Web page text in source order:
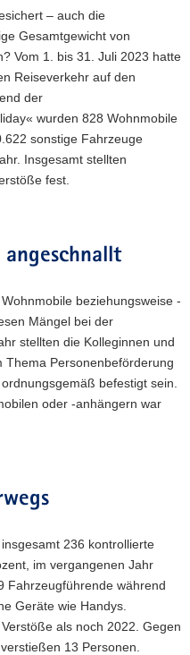
– auch die
Gesamtgewicht von
Vom 1. bis 31. Juli 2023 hatte
Reiseverkehr auf den
der
wurden 828 Wohnmobile
sonstige Fahrzeuge
Insgesamt stellten
fest.
beziehungsweise -
Mängel bei der
stellten die Kolleginnen und
Thema Personenbeförderung
befestigt sein.
oder -anhängern war
236 kontrollierte
im vergangenen Jahr
Fahrzeugführende während
Geräte wie Handys.
als noch 2022. Gegen
13 Personen.